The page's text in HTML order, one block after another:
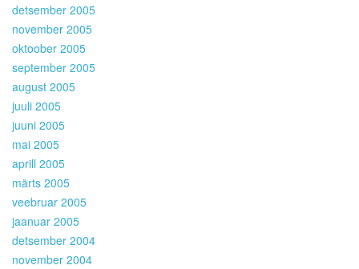
detsember 2005
november 2005
oktoober 2005
september 2005
august 2005
juuli 2005
juuni 2005
mai 2005
aprill 2005
märts 2005
veebruar 2005
jaanuar 2005
detsember 2004
november 2004